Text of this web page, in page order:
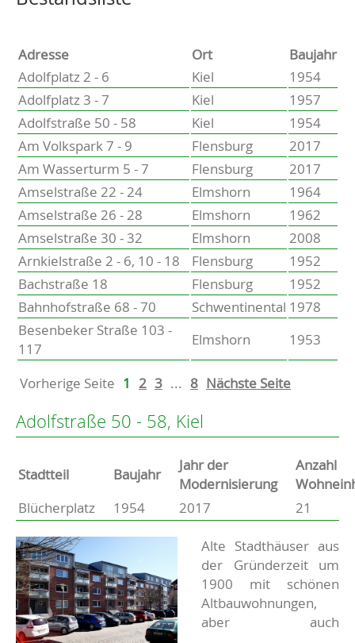
Kronshagen
Schwentinental
Preetz
Heide
Bordesholm
Elmshorn
Adresse Ort
Baujahr
Adolfplatz 2 - 6
Kiel
1954
Adolfplatz 3 - 7
Kiel
1957
Adolfstraße 50 - 58
Kiel
1954
Am Volkspark 7 - 9
Flensburg
2017
Am Wasserturm 5 - 7
Flensburg
2017
Amselstraße 22 - 24
Elmshorn
1964
Amselstraße 26 - 28
Elmshorn
1962
Amselstraße 30 - 32
Elmshorn
2008
Arnkielstraße 2 - 6, 10 - 18
Flensburg
1952
Bachstraße 18
Flensburg
1952
Bahnhofstraße 68 - 70
Schwentinental 1978
Besenbeker Straße 103 -
117
Elmshorn 1953
Vorherige Seite 1 2 3 ... 8 Nächste Seite
Adolfstraße 50 - 58, Kiel
Stammdaten
Basisdaten zur Immobilie
Stadtteil Baujahr
Jahr der
Modernisierung
Anzahl
Blücherplatz
1954 2017 21
Beschreibung
Alte Stadthäuser aus
der Gründerzeit um
1900 mit schönen
Altbauwohnungen,
aber auch